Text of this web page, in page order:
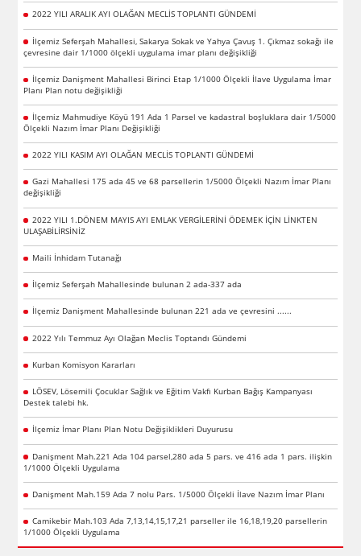
2022 YILI ARALIK AYI OLAĞAN MECLİS TOPLANTI GÜNDEMİ
İlçemiz Seferşah Mahallesi, Sakarya Sokak ve Yahya Çavuş 1. Çıkmaz sokağı ile
çevresine dair 1/1000 ölçekli uygulama imar planı değişikliği
İlçemiz Danişment Mahallesi Birinci Etap 1/1000 Ölçekli İlave Uygulama İmar
Planı Plan notu değişikliği
İlçemiz Mahmudiye Köyü 191 Ada 1 Parsel ve kadastral boşluklara dair 1/5000
Ölçekli Nazım İmar Planı Değişikliği
2022 YILI KASIM AYI OLAĞAN MECLİS TOPLANTI GÜNDEMİ
Gazi Mahallesi 175 ada 45 ve 68 parsellerin 1/5000 Ölçekli Nazım İmar Planı
değişikliği
2022 YILI 1.DÖNEM MAYIS AYI EMLAK VERGİLERİNİ ÖDEMEK İÇİN LİNKTEN
ULAŞABİLİRSİNİZ
Maili İnhidam Tutanağı
İlçemiz Seferşah Mahallesinde bulunan 2 ada-337 ada
İlçemiz Danişment Mahallesinde bulunan 221 ada ve çevresini ......
2022 Yılı Temmuz Ayı Olağan Meclis Toptandı Gündemi
Kurban Komisyon Kararları
LÖSEV, Lösemili Çocuklar Sağlık ve Eğitim Vakfı Kurban Bağış Kampanyası
Destek talebi hk.
İlçemiz İmar Planı Plan Notu Değişiklikleri Duyurusu
Danişment Mah.221 Ada 104 parsel,280 ada 5 pars. ve 416 ada 1 pars. ilişkin
1/1000 Ölçekli Uygulama
Danişment Mah.159 Ada 7 nolu Pars. 1/5000 Ölçekli İlave Nazım İmar Planı
Camikebir Mah.103 Ada 7,13,14,15,17,21 parseller ile 16,18,19,20 parsellerin
1/1000 Ölçekli Uygulama